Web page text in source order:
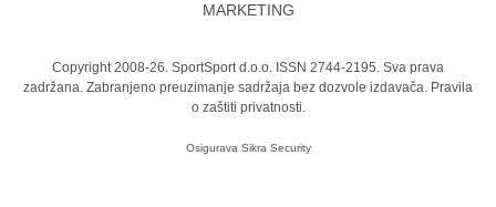
MARKETING
Copyright 2008-26. SportSport d.o.o. ISSN 2744-2195. Sva prava
zadržana. Zabranjeno preuzimanje sadržaja bez dozvole izdavača. Pravila
o zaštiti privatnosti.
Osigurava Sikra Security